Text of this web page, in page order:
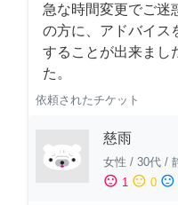
急な時間変更でご迷
の方に、アドバイス
することが出来まし
た。
依頼されたチケット
慈雨
女性 / 30代 /
sentiment_satisfied 1 sentiment_neutral 0 sentiment_dissatisfied